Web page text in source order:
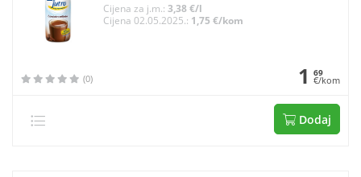
Cijena za j.m.: 3,38 €/l
Cijena 02.05.2025.: 1,75 €/kom
(0) 1 69
€/kom
Dodaj